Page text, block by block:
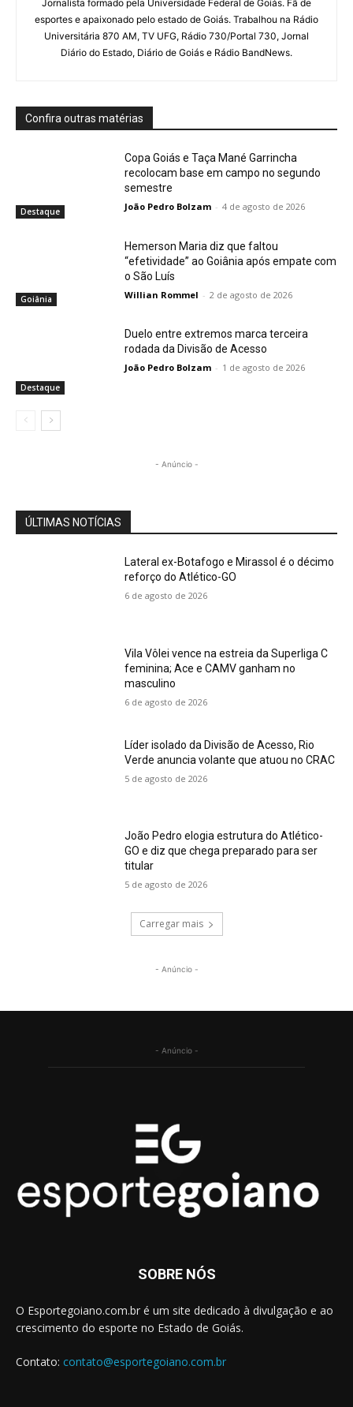
Jornalista formado pela Universidade Federal de Goiás. Fã de
esportes e apaixonado pelo estado de Goiás. Trabalhou na Rádio
Universitária 870 AM, TV UFG, Rádio 730/Portal 730, Jornal
Diário do Estado, Diário de Goiás e Rádio BandNews.
Confira outras matérias
Destaque
Copa Goiás e Taça Mané Garrincha
recolocam base em campo no segundo
semestre
João Pedro Bolzam - 4 de agosto de 2026
Goiânia
Hemerson Maria diz que faltou
“efetividade” ao Goiânia após empate com
o São Luís
Willian Rommel - 2 de agosto de 2026
Destaque
Duelo entre extremos marca terceira
rodada da Divisão de Acesso
João Pedro Bolzam - 1 de agosto de 2026
- Anúncio -
ÚLTIMAS NOTÍCIAS
Lateral ex-Botafogo e Mirassol é o décimo
reforço do Atlético-GO
6 de agosto de 2026
Vila Vôlei vence na estreia da Superliga C
feminina; Ace e CAMV ganham no
masculino
6 de agosto de 2026
Líder isolado da Divisão de Acesso, Rio
Verde anuncia volante que atuou no CRAC
5 de agosto de 2026
João Pedro elogia estrutura do Atlético-
GO e diz que chega preparado para ser
titular
5 de agosto de 2026
Carregar mais
- Anúncio -
- Anúncio -
SOBRE NÓS
O Esportegoiano.com.br é um site dedicado à divulgação e ao
crescimento do esporte no Estado de Goiás.
Contato: contato@esportegoiano.com.br